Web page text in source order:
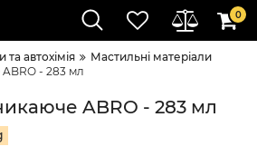
0
автохімія
Мастильні матеріали
- 283 мл
ABRO - 283 мл